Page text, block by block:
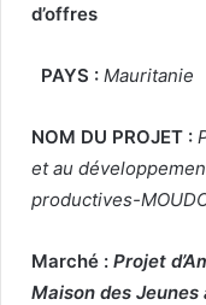
d’offres
PAYS : Mauritanie
NOM DU PROJET :
et au
productives-
Marché : Projet
Maison des Jeunes